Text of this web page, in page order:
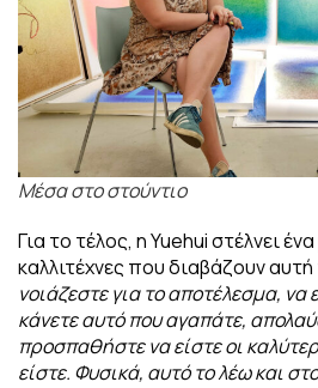
Μέσα στο στούντιο
Για το τέλος, η Yuehui στέλνει
καλλιτέχνες που διαβάζουναυτή
νοιάζεστε για το αποτέλεσμα, να
κάνετε αυτό που αγαπάτε,
προσπαθήστε να είστε οι
είστε. Φυσικά, αυτό το λέω και